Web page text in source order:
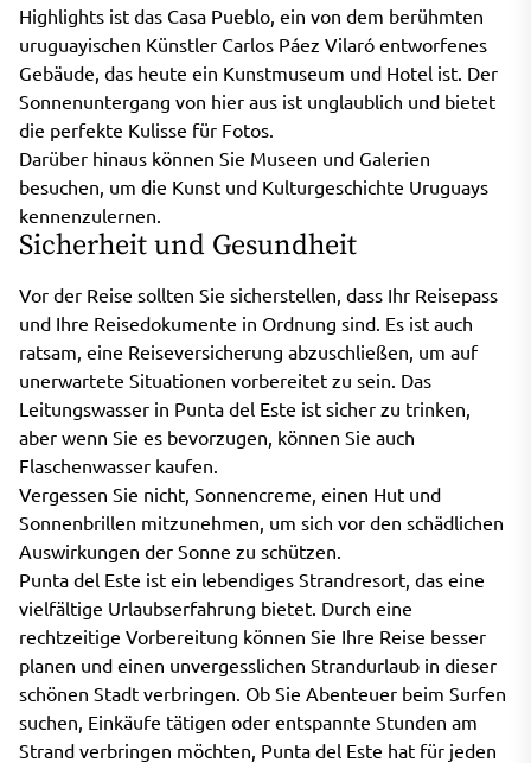
Highlights ist das Casa Pueblo, ein von dem berühmten
uruguayischen Künstler Carlos Páez Vilaró entworfenes
Gebäude, das heute ein Kunstmuseum und Hotel ist. Der
Sonnenuntergang von hier aus ist unglaublich und bietet
die perfekte Kulisse für Fotos.
Darüber hinaus können Sie Museen und Galerien
besuchen, um die Kunst und Kulturgeschichte Uruguays
kennenzulernen.
Sicherheit und Gesundheit
Vor der Reise sollten Sie sicherstellen, dass Ihr Reisepass
und Ihre Reisedokumente in Ordnung sind. Es ist auch
ratsam, eine Reiseversicherung abzuschließen, um auf
unerwartete Situationen vorbereitet zu sein. Das
Leitungswasser in Punta del Este ist sicher zu trinken,
aber wenn Sie es bevorzugen, können Sie auch
Flaschenwasser kaufen.
Vergessen Sie nicht, Sonnencreme, einen Hut und
Sonnenbrillen mitzunehmen, um sich vor den schädlichen
Auswirkungen der Sonne zu schützen.
Punta del Este ist ein lebendiges Strandresort, das eine
vielfältige Urlaubserfahrung bietet. Durch eine
rechtzeitige Vorbereitung können Sie Ihre Reise besser
planen und einen unvergesslichen Strandurlaub in dieser
schönen Stadt verbringen. Ob Sie Abenteuer beim Surfen
suchen, Einkäufe tätigen oder entspannte Stunden am
Strand verbringen möchten, Punta del Este hat für jeden